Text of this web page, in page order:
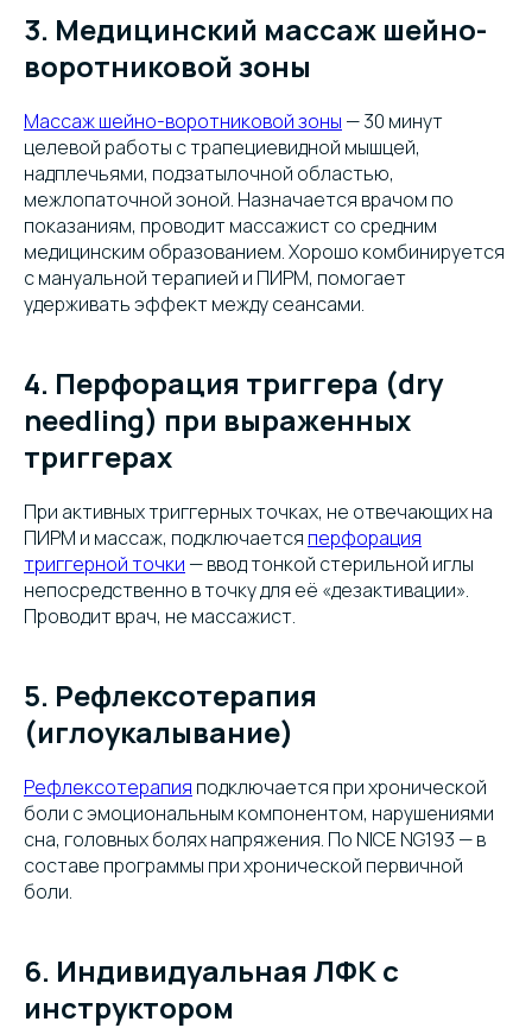
3. Медицинский массаж шейно-
воротниковой зоны
Массаж шейно-воротниковой зоны — 30 минут
целевой работы с трапециевидной мышцей,
надплечьями, подзатылочной областью,
межлопаточной зоной. Назначается врачом по
показаниям, проводит массажист со средним
медицинским образованием. Хорошо комбинируется
с мануальной терапией и ПИРМ, помогает
удерживать эффект между сеансами.
4. Перфорация триггера (dry
needling) при выраженных
триггерах
При активных триггерных точках, не отвечающих на
ПИРМ и массаж, подключается перфорация
триггерной точки — ввод тонкой стерильной иглы
непосредственно в точку для её «дезактивации».
Проводит врач, не массажист.
5. Рефлексотерапия
(иглоукалывание)
Рефлексотерапия подключается при хронической
боли с эмоциональным компонентом, нарушениями
сна, головных болях напряжения. По NICE NG193 — в
составе программы при хронической первичной
боли.
6. Индивидуальная ЛФК с
инструктором